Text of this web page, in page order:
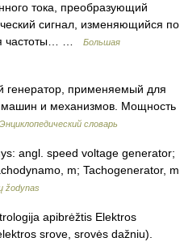
тока, преобразующий
сигнал, изменяющийся по
частоты… …
Большая
генератор, применяемый для
машин и механизмов. Мощность
Энциклопедический словарь
angl. speed voltage generator;
m; Tachogenerator, m
žodynas
apibrėžtis Elektros
srove, srovės dažniu).